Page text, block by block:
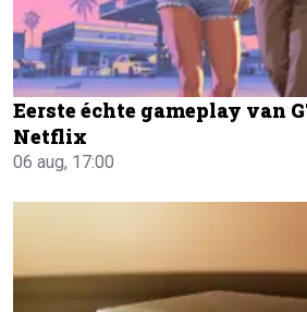
Eerste échte gameplay van
Netflix
06 aug, 17:00